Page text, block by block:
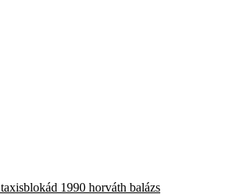
taxisblokád 1990 horváth balázs